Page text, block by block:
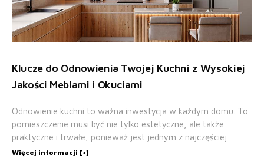
Klucze do Odnowienia Twojej Kuchni z Wysokiej
Jakości Meblami i Okuciami
Odnowienie kuchni to ważna inwestycja w każdym domu. To
pomieszczenie musi być nie tylko estetyczne, ale także
praktyczne i trwałe, ponieważ jest jednym z najczęściej
Więcej informacji [+]